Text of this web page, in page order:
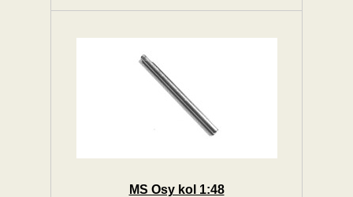
MS Osy kol 1:48